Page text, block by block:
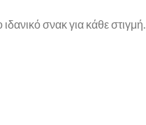
σνακ για κάθε στιγμή.